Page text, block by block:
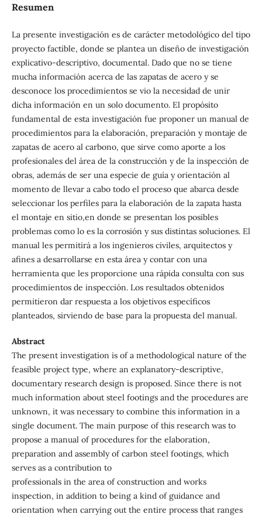
Resumen
La presente investigación es de carácter metodológico del tipo
proyecto factible, donde se plantea un diseño de investigación
explicativo-descriptivo, documental. Dado que no se tiene
mucha información acerca de las zapatas de acero y se
desconoce los procedimientos se vio la necesidad de unir
dicha información en un solo documento. El propósito
fundamental de esta investigación fue proponer un manual de
procedimientos para la elaboración, preparación y montaje de
zapatas de acero al carbono, que sirve como aporte a los
profesionales del área de la construcción y de la inspección de
obras, además de ser una especie de guía y orientación al
momento de llevar a cabo todo el proceso que abarca desde
seleccionar los perfiles para la elaboración de la zapata hasta
el montaje en sitio,en donde se presentan los posibles
problemas como lo es la corrosión y sus distintas soluciones. El
manual les permitirá a los ingenieros civiles, arquitectos y
afines a desarrollarse en esta área y contar con una
herramienta que les proporcione una rápida consulta con sus
procedimientos de inspección. Los resultados obtenidos
permitieron dar respuesta a los objetivos específicos
planteados, sirviendo de base para la propuesta del manual.
Abstract
The present investigation is of a methodological nature of the
feasible project type, where an explanatory-descriptive,
documentary research design is proposed. Since there is not
much information about steel footings and the procedures are
unknown, it was necessary to combine this information in a
single document. The main purpose of this research was to
propose a manual of procedures for the elaboration,
preparation and assembly of carbon steel footings, which
serves as a contribution to
professionals in the area of construction and works
inspection, in addition to being a kind of guidance and
orientation when carrying out the entire process that ranges